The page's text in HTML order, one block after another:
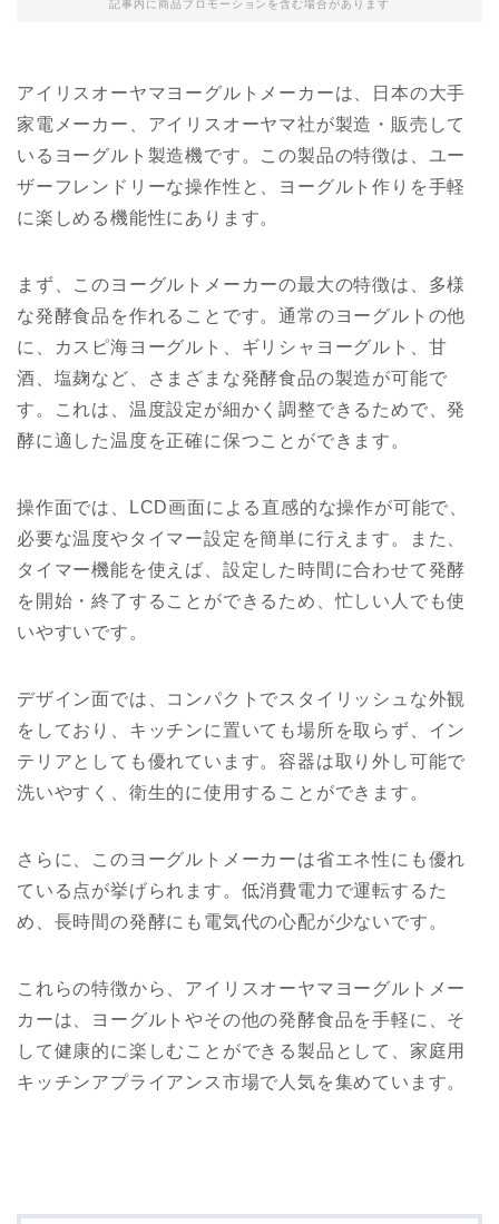
記事内に商品プロモーションを含む場合があります
アイリスオーヤマヨーグルトメーカーは、日本の大手
家電メーカー、アイリスオーヤマ社が製造・販売して
いるヨーグルト製造機です。この製品の特徴は、ユー
ザーフレンドリーな操作性と、ヨーグルト作りを手軽
に楽しめる機能性にあります。
まず、このヨーグルトメーカーの最大の特徴は、多様
な発酵食品を作れることです。通常のヨーグルトの他
に、カスピ海ヨーグルト、ギリシャヨーグルト、甘
酒、塩麹など、さまざまな発酵食品の製造が可能で
す。これは、温度設定が細かく調整できるためで、発
酵に適した温度を正確に保つことができます。
操作面では、LCD画面による直感的な操作が可能で、
必要な温度やタイマー設定を簡単に行えます。また、
タイマー機能を使えば、設定した時間に合わせて発酵
を開始・終了することができるため、忙しい人でも使
いやすいです。
デザイン面では、コンパクトでスタイリッシュな外観
をしており、キッチンに置いても場所を取らず、イン
テリアとしても優れています。容器は取り外し可能で
洗いやすく、衛生的に使用することができます。
さらに、このヨーグルトメーカーは省エネ性にも優れ
ている点が挙げられます。低消費電力で運転するた
め、長時間の発酵にも電気代の心配が少ないです。
これらの特徴から、アイリスオーヤマヨーグルトメー
カーは、ヨーグルトやその他の発酵食品を手軽に、そ
して健康的に楽しむことができる製品として、家庭用
キッチンアプライアンス市場で人気を集めています。